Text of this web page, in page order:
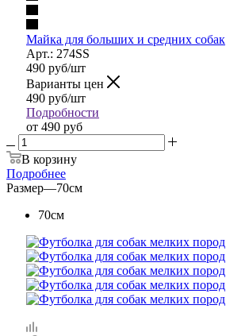
Майка для больших и средних собак
Арт.: 274SS
490 руб/шт
Варианты цен
490 руб/шт
Подробности
от 490 руб
В корзину
Подробнее
Размер—70см
70см